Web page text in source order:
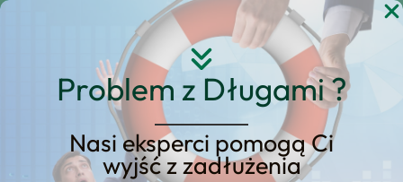
Problem z Długami ?
Nasi eksperci pomogą Ci
wyjść z zadłużenia
Przejdź